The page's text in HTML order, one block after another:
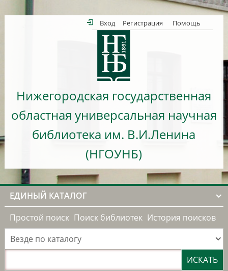
Вход Регистрация Помощь
Нижегородская государственная
областная универсальная научная
библиотека им. В.И.Ленина
(НГОУНБ)
ЕДИНЫЙ КАТАЛОГ
Простой поиск Поиск библиотек История поисков
Везде по каталогу